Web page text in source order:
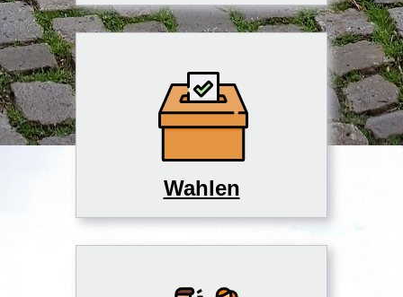
Wahlen